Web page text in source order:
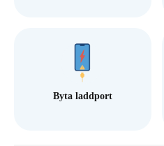
Byta laddport